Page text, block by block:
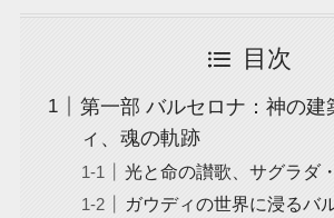
目次
第一部 バルセロナ：神の建
ィ、魂の軌跡
光と命の讃歌、サグラダ
ガウディの世界に浸るバ